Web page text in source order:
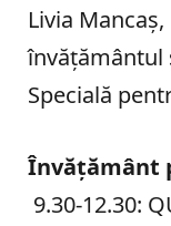
Livia
învăţământul
Specială
Învăţământ
9.30-12.30: